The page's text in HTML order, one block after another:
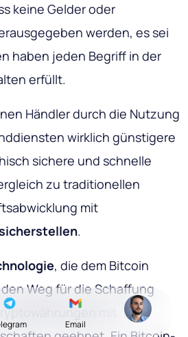
keine Gelder oder
werden, es sei
haben jeden Begriff in der
erfüllt.
Händlerdurch die Nutzung
wirklich günstigere
sichere und schnelle
zu traditionellen
mit
.
, die dem Bitcoin
Weg für die Schaffung
mit
Email